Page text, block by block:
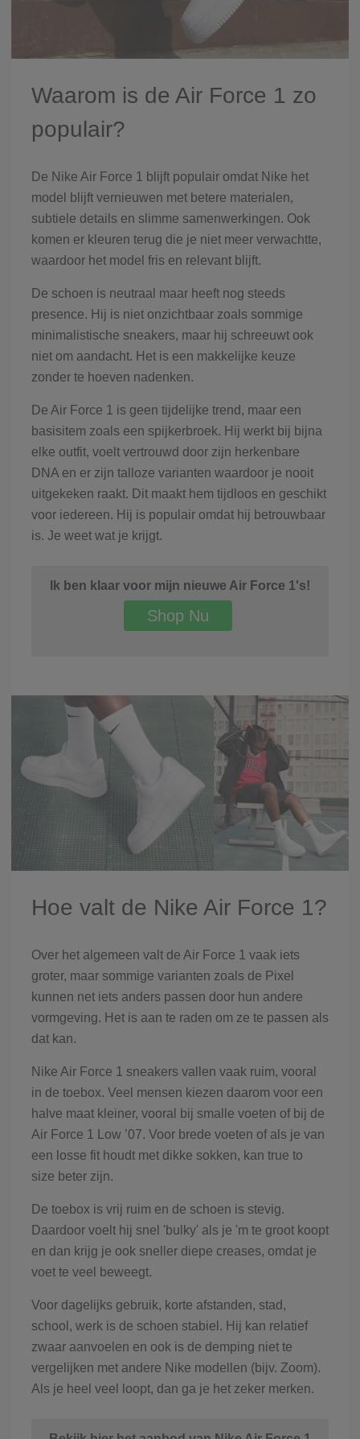
Waarom is de Air Force 1 zo
populair?
De Nike Air Force 1 blijft populair omdat Nike het
model blijft vernieuwen met betere materialen,
subtiele details en slimme samenwerkingen. Ook
komen er kleuren terug die je niet meer verwachtte,
waardoor het model fris en relevant blijft.
De schoen is neutraal maar heeft nog steeds
presence. Hij is niet onzichtbaar zoals sommige
minimalistische sneakers, maar hij schreeuwt ook
niet om aandacht. Het is een makkelijke keuze
zonder te hoeven nadenken.
De Air Force 1 is geen tijdelijke trend, maar een
basisitem zoals een spijkerbroek. Hij werkt bij bijna
elke outfit, voelt vertrouwd door zijn herkenbare
DNA en er zijn talloze varianten waardoor je nooit
uitgekeken raakt. Dit maakt hem tijdloos en geschikt
voor iedereen. Hij is populair omdat hij betrouwbaar
is. Je weet wat je krijgt.
Ik ben klaar voor mijn nieuwe Air Force 1's!
Shop Nu
Hoe valt de Nike Air Force 1?
Over het algemeen valt de Air Force 1 vaak iets
groter, maar sommige varianten zoals de Pixel
kunnen net iets anders passen door hun andere
vormgeving. Het is aan te raden om ze te passen als
dat kan.
Nike Air Force 1 sneakers vallen vaak ruim, vooral
in de toebox. Veel mensen kiezen daarom voor een
halve maat kleiner, vooral bij smalle voeten of bij de
Air Force 1 Low ’07. Voor brede voeten of als je van
een losse fit houdt met dikke sokken, kan true to
size beter zijn.
De toebox is vrij ruim en de schoen is stevig.
Daardoor voelt hij snel 'bulky' als je 'm te groot koopt
en dan krijg je ook sneller diepe creases, omdat je
voet te veel beweegt.
Voor dagelijks gebruik, korte afstanden, stad,
school, werk is de schoen stabiel. Hij kan relatief
zwaar aanvoelen en ook is de demping niet te
vergelijken met andere Nike modellen (bijv. Zoom).
Als je heel veel loopt, dan ga je het zeker merken.